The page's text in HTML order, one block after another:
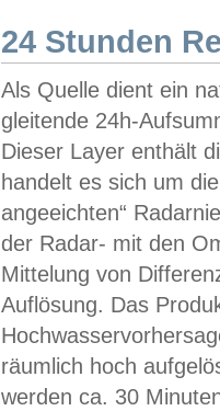
24 Stunden
Als Quelle dient ein
gleitende 24h-
Dieser Layer enthält
handelt es sich um
angeeichten“
der Radar- mit den
Mittelung von
Auflösung. Das
räumlich hoch
werden ca. 30